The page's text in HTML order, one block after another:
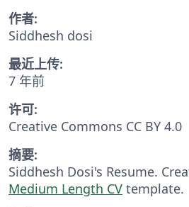
作者:
Siddhesh dosi
最近上传:
7 年前
许可:
Creative Commons CC BY 4.0
摘要:
Siddhesh Dosi's Resume.
Medium Length CV template.